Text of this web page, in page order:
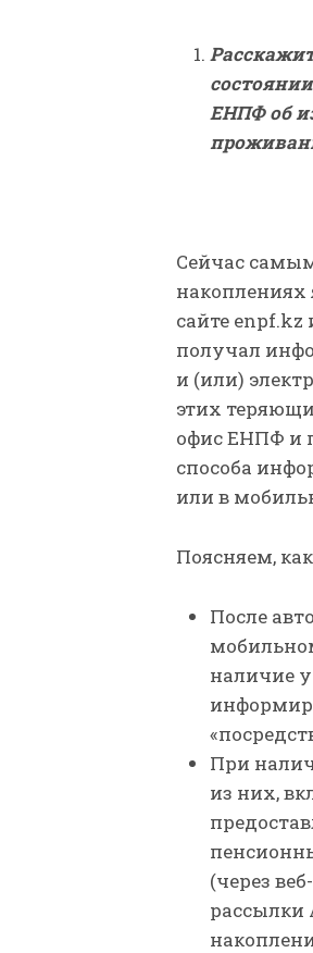
ЕНПФ об
Сейчас
накоплениях
сайте
получал
и (или)
этих
офис ЕНПФ и
способа
или в
Поясняем,
После
наличие
При
из них,
(через
рассылки